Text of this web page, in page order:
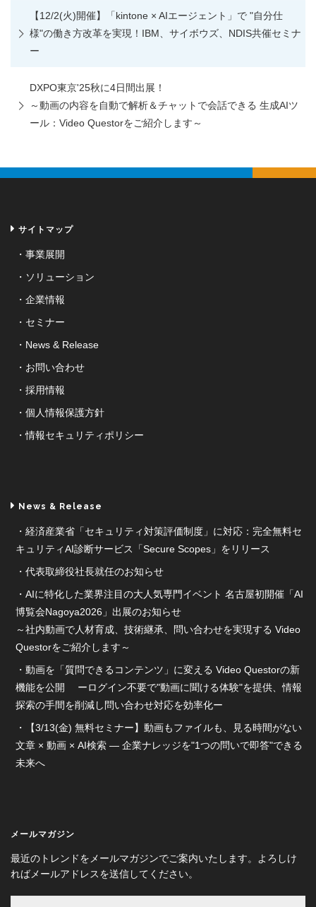
【12/2(火)開催】「kintone × AIエージェント」で "自分仕
様"の働き方改革を実現！IBM、サイボウズ、NDIS共催セミナ
ー
DXPO東京'25秋に4日間出展！
～動画の内容を自動で解析＆チャットで会話できる 生成AIツ
ール：Video Questorをご紹介します～
サイトマップ
事業展開
ソリューション
企業情報
セミナー
News & Release
お問い合わせ
採用情報
個人情報保護方針
情報セキュリティポリシー
News & Release
経済産業省「セキュリティ対策評価制度」に対応：完全無料セ
キュリティAI診断サービス「Secure Scopes」をリリース
代表取締役社長就任のお知らせ
AIに特化した業界注目の大人気専門イベント 名古屋初開催「AI
博覧会Nagoya2026」出展のお知らせ
～社内動画で人材育成、技術継承、問い合わせを実現する Video
Questorをご紹介します～
動画を「質問できるコンテンツ」に変える Video Questorの新
機能を公開 ーログイン不要で"動画に聞ける体験"を提供、情報
探索の手間を削減し問い合わせ対応を効率化ー
【3/13(金) 無料セミナー】動画もファイルも、見る時間がない
文章 × 動画 × AI検索 ― 企業ナレッジを"1つの問いで即答"できる
未来へ
メールマガジン
最近のトレンドをメールマガジンでご案内いたします。よろしけ
ればメールアドレスを送信してください。